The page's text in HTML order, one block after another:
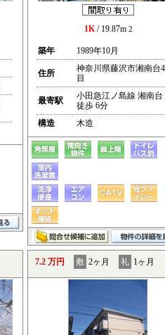
1K/ 19.87m 2
築年 1989年10月
住所
神奈川県藤沢市湘南台
目
最寄駅
小田急江ノ島線 湘南台
徒歩 6分
構造
木造
7.2 万円 敷 2ヶ月 礼 1ヶ月